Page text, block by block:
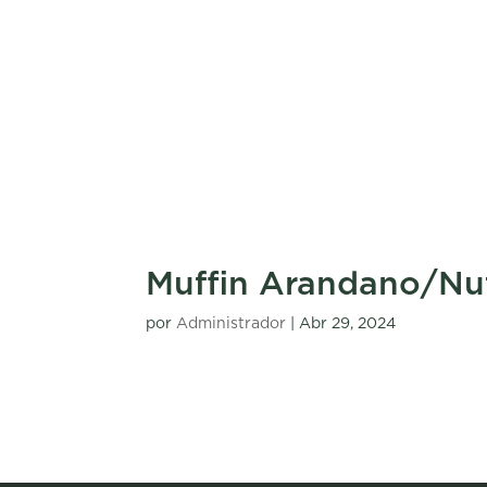
Muffin Arandano/
porAdministrador |Abr 29, 2024